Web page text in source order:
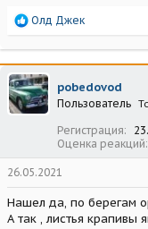
Р
а
к
ц
и
и
Олд Джек
pobedovod
Пользователь
Регистрация
Оценка реакций
26.05.2021
Нашел да, по берегам
А так , листья крапивы